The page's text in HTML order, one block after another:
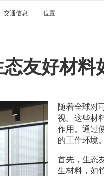
交通信息 位置
友好材料
随着全球对
视。这些材
作用。通过
的工作环境。
首先，生态
生材料，如